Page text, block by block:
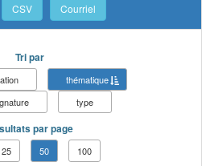
CSV Courriel
Tri par
thématique
type
par page
25 50 100